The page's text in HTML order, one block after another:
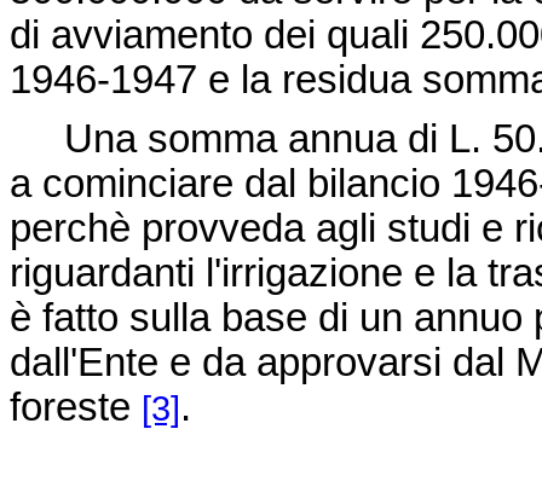
di avviamento dei quali
1946-1947 e la residua
Una somma annua di L.
a cominciare dal bilancio
perchè provveda agli studi e
riguardanti l'irrigazione e la
è fatto sulla base di un
dall'Ente e da approvarsi dal
foreste [3].